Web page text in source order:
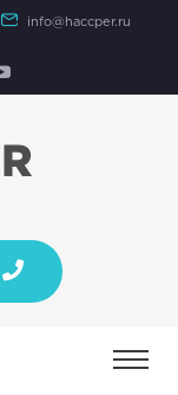
info@haccper.ru